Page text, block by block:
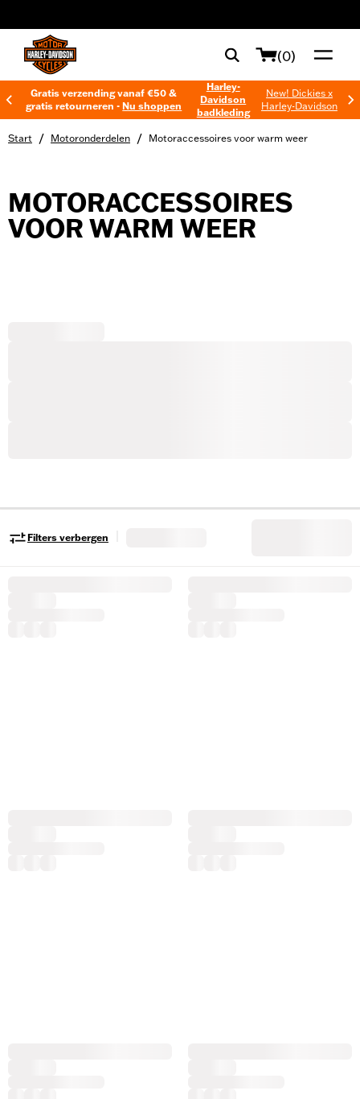
(0)
Gratis verzending vanaf €50 &
gratis retourneren -Nu shoppen
Harley-
Davidson
badkleding
New! Dickies x
Harley-Davidson
Start / Motoronderdelen / Motoraccessoires voor warm weer
MOTORACCESSOIRES
VOOR WARM WEER
Filters verbergen